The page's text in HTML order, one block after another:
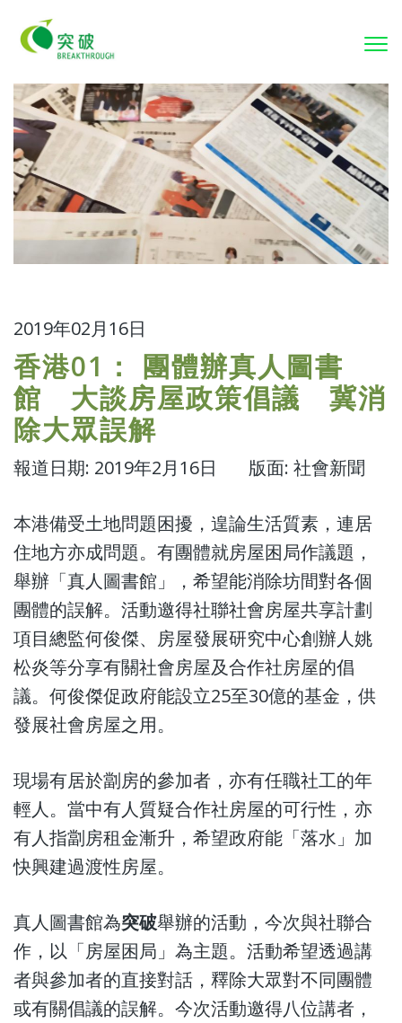
2019年02月16日
香港01： 團體辦真人圖書
館 大談房屋政策倡議 冀消
除大眾誤解
報道日期: 2019年2月16日 版面: 社會新聞
本港備受土地問題困擾，遑論生活質素，連居
住地方亦成問題。有團體就房屋困局作議題，
舉辦「真人圖書館」，希望能消除坊間對各個
團體的誤解。活動邀得社聯社會房屋共享計劃
項目總監何俊傑、房屋發展研究中心創辦人姚
松炎等分享有關社會房屋及合作社房屋的倡
議。何俊傑促政府能設立25至30億的基金，供
發展社會房屋之用。
現場有居於劏房的參加者，亦有任職社工的年
輕人。當中有人質疑合作社房屋的可行性，亦
有人指劏房租金漸升，希望政府能「落水」加
快興建過渡性房屋。
真人圖書館為突破舉辦的活動，今次與社聯合
作，以「房屋困局」為主題。活動希望透過講
者與參加者的直接對話，釋除大眾對不同團體
或有關倡議的誤解。今次活動邀得八位講者，